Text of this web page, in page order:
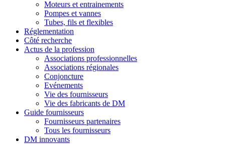
Moteurs et entrainements
Pompes et vannes
Tubes, fils et flexibles
Réglementation
Côté recherche
Actus de la profession
Associations professionnelles
Associations régionales
Conjoncture
Evénements
Vie des fournisseurs
Vie des fabricants de DM
Guide fournisseurs
Fournisseurs partenaires
Tous les fournisseurs
DM innovants